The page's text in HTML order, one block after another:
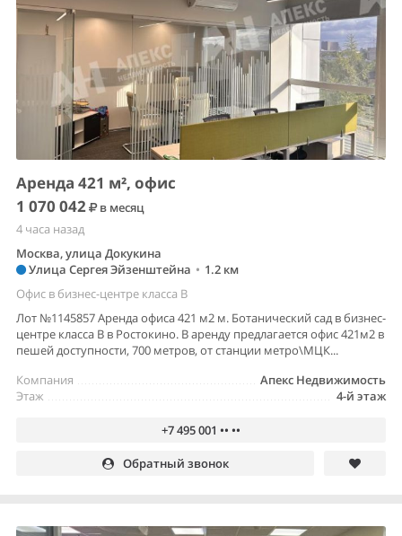
Аренда 421 м², офис
1 070 042
в месяц
4 часа назад
Москва, улица Докукина
Улица Сергея Эйзенштейна • 1.2 км
Офис в бизнес-центре класса B
Лот №1145857 Аренда офиса 421 м2 м. Ботанический сад в бизнес-
центре класса В в Ростокино. В аренду предлагается офис 421м2 в
пешей доступности, 700 метров, от станции метро\МЦК...
Апекс Недвижимость
Компания
4-й этаж
Этаж
+7 495 001 •• ••
Обратный звонок